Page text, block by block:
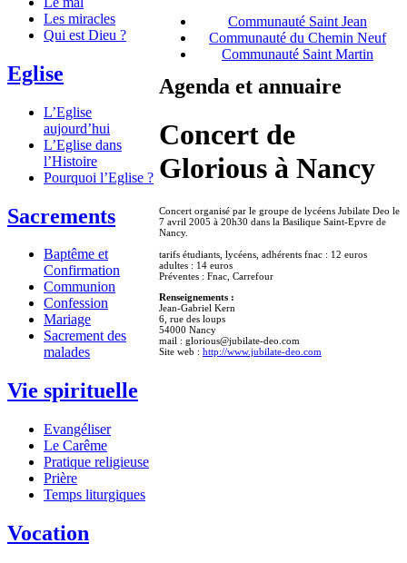
Les miracles
Qui est Dieu ?
Eglise
L’Eglise
aujourd’hui
L’Eglise dans
l’Histoire
Pourquoi l’Eglise ?
Sacrements
Baptême et
Confirmation
Communion
Confession
Mariage
Sacrement des
malades
Vie spirituelle
Evangéliser
Le Carême
Pratique religieuse
Prière
Temps liturgiques
Vocation
Communauté Saint Jean
Communauté du Chemin Neuf
Communauté Saint Martin
Agenda et annuaire
Concert de
Glorious à Nancy
Concert organisé par le groupe de lycéens Jubilate Deo le
7 avril 2005 à 20h30 dans la Basilique Saint-Epvre de
Nancy.
tarifs étudiants, lycéens, adhérents fnac : 12 euros
adultes : 14 euros
Préventes : Fnac, Carrefour
Renseignements :
Jean-Gabriel Kern
6, rue des loups
54000 Nancy
mail : glorious@jubilate-deo.com
Site web : http://www.jubilate-deo.com